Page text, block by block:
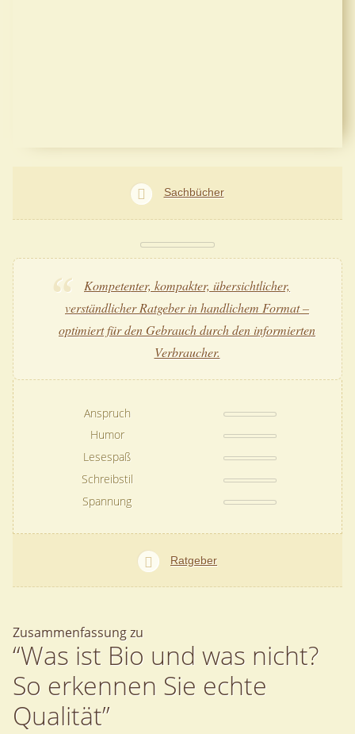
Sachbücher
Kompetenter, kompakter, übersichtlicher,
verständlicher Ratgeber in handlichem Format –
optimiert für den Gebrauch durch den informierten
Verbraucher.
Anspruch
Humor
Lesespaß
Schreibstil
Spannung
Ratgeber
Zusammenfassung zu
“Was ist Bio und was nicht?
So erkennen Sie echte
Qualität”